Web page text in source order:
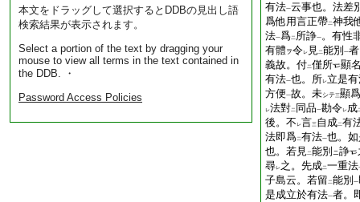
本文をドラッグして選択するとDDBの見出し語
検索結果が表示されます。
Select a portion of the text by dragging your
mouse to view all terms in the text contained in
the DDB. ・
Password Access Policies
有法一云事也。法差
爲他用言正帶二神我
法一爲二 所諍一。有性
有體 ヲ令レ 見二能別 一
義故。付二僅所
顯
有法一也。所レ立是
方便一故。未シテ三顯爲
レ法對二 同品一勘令レ成
後。不 レ言三自成二有
法即爲二有法一也。
也。若見二能別 ニ諍
尋レ之。先成二一重法
子島云。若留 二能別 一
是成立於有法一者。